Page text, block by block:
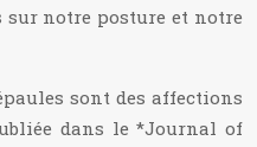
notre posture et notre
sont des affections
dans le *Journal of